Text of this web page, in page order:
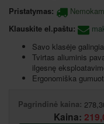
Pristatymas:
Klauskite el.paštu:
Savo klasėje
Tvirtas aliuminis
ilgesnę
Ergonomiška
Pagrindinė kaina:
Kaina: